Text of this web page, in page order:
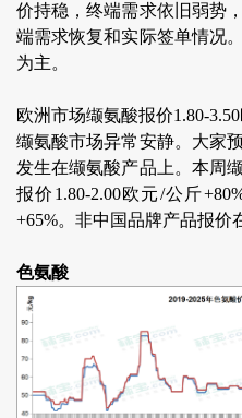
价持稳，终端需求依旧弱势
端需求恢复和实际签单情况
为主。
欧洲市场缬氨酸报价1.80-
缬氨酸市场异常安静。大家
发生在缬氨酸产品上。本周
报价1.80-2.00欧元/公斤
+65%。非中国品牌产品报价
色氨酸